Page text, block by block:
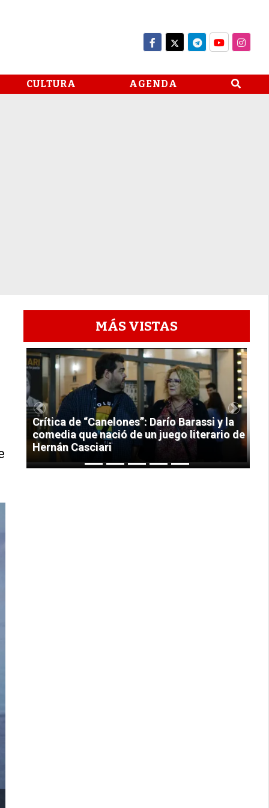
CULTURA AGENDA
MÁS VISTAS
1
Crítica de “Canelones”: Darío Barassi y la
comedia que nació de un juego literario de
Hernán Casciari
Previous Next